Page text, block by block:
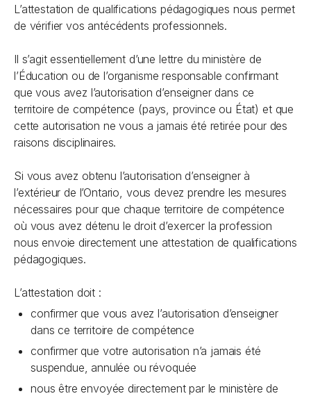
L’attestation de qualifications pédagogiques nous permet
de vérifier vos antécédents professionnels.
Il s’agit essentiellement d’une lettre du ministère de
l’Éducation ou de l’organisme responsable confirmant
que vous avez l’autorisation d’enseigner dans ce
territoire de compétence (pays, province ou État) et que
cette autorisation ne vous a jamais été retirée pour des
raisons disciplinaires.
Si vous avez obtenu l’autorisation d’enseigner à
l’extérieur de l’Ontario, vous devez prendre les mesures
nécessaires pour que chaque territoire de compétence
où vous avez détenu le droit d’exercer la profession
nous envoie directement une attestation de qualifications
pédagogiques.
L’attestation doit :
confirmer que vous avez l’autorisation d’enseigner
dans ce territoire de compétence
confirmer que votre autorisation n’a jamais été
suspendue, annulée ou révoquée
nous être envoyée directement par le ministère de